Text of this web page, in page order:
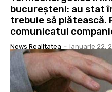
bucureșteni: au stat
trebuie să plătească.
comunicatul
News Realitatea - Ianuarie 22,